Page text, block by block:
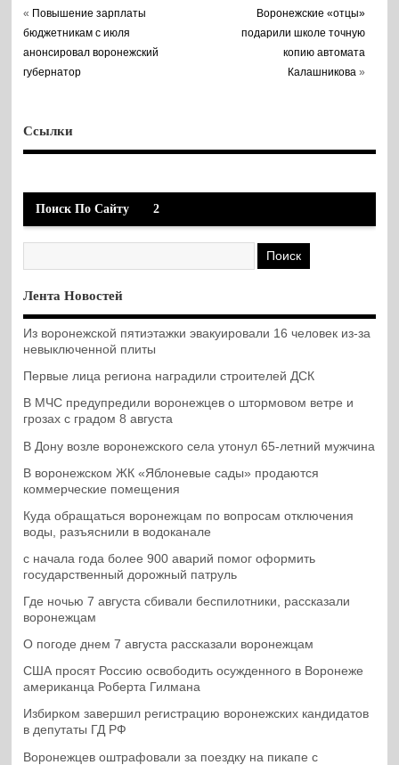
« Повышение зарплаты
бюджетникам с июля
анонсировал воронежский
губернатор
Воронежские «отцы»
подарили школе точную
копию автомата
Калашникова »
Ссылки
Поиск По Сайту 2
Лента Новостей
Из воронежской пятиэтажки эвакуировали 16 человек из-за
невыключенной плиты
Первые лица региона наградили строителей ДСК
В МЧС предупредили воронежцев о штормовом ветре и
грозах с градом 8 августа
В Дону возле воронежского села утонул 65-летний мужчина
В воронежском ЖК «Яблоневые сады» продаются
коммерческие помещения
Куда обращаться воронежцам по вопросам отключения
воды, разъяснили в водоканале
с начала года более 900 аварий помог оформить
государственный дорожный патруль
Где ночью 7 августа сбивали беспилотники, рассказали
воронежцам
О погоде днем 7 августа рассказали воронежцам
США просят Россию освободить осужденного в Воронеже
американца Роберта Гилмана
Избирком завершил регистрацию воронежских кандидатов
в депутаты ГД РФ
Воронежцев оштрафовали за поездку на пикапе с